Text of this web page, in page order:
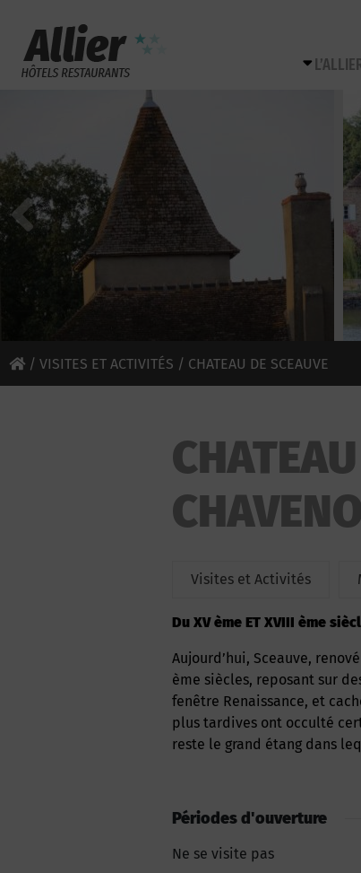
/ VISITES ET ACTIVITÉS / CHATEAU DE SCEAUVE
Visites et Activités
du XV ème ET XVIII ème
Aujourd’hui, Sceauve, renové avec gout, est composé d’un corps de logis des XV ème et XVI
ème siècles, reposant sur
fenêtre Renaissance, et
plus tardives ont occulté
reste le grand étang dans
Périodes d'ouverture
Ne se visite pas